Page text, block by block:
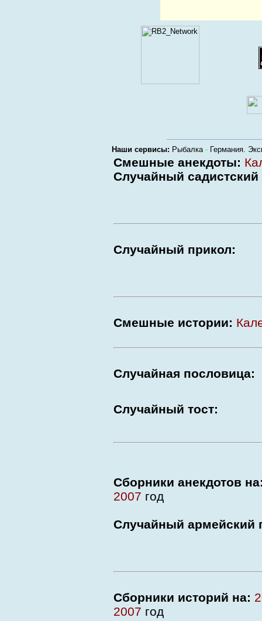
Наши сервисы: Рыбалка - Германия.
Смешные анекдоты:
Случайный
Случайный прикол:
Смешные истории:
Случайная пословица:
Случайный тост:
Сборники анекдотов
2007 год
Случайный армейский
Сборники историй на:
2007 год